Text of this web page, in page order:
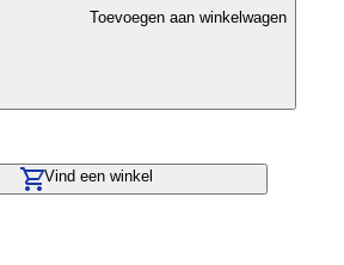
Toevoegen aan winkelwagen
Vind een winkel